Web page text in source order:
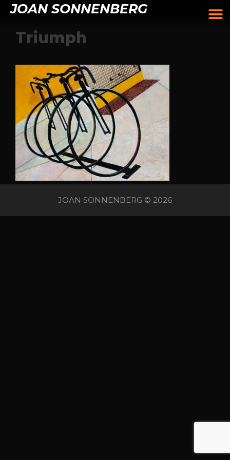
JOAN SONNENBERG
Triumph
JOAN SONNENBERG © 2026